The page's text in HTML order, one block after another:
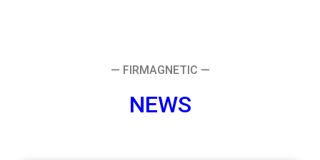
— FIRMAGNETIC —
NEWS